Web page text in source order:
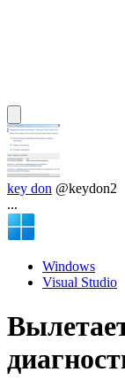
key don @keydon2
...
Windows
Visual Studio